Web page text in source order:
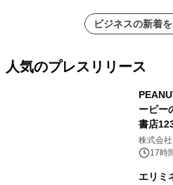
ビジネスの新着
人気のプレスリリース
ーピー
書店
株式会
17時
エリミ